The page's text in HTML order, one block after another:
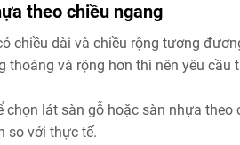
theo chiều ngang
chiều dài và chiều rộng tương
thoáng và rộng hơn thì nên yêu
chọn lát sàn gỗ hoặc sàn nhựa
so với thực tế.